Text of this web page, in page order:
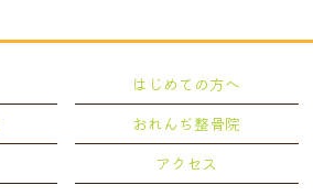
2024年3月(1)
2024年2月(1)
2023年12月(1)
はじめての方へ
おれんぢ整骨院
アクセス